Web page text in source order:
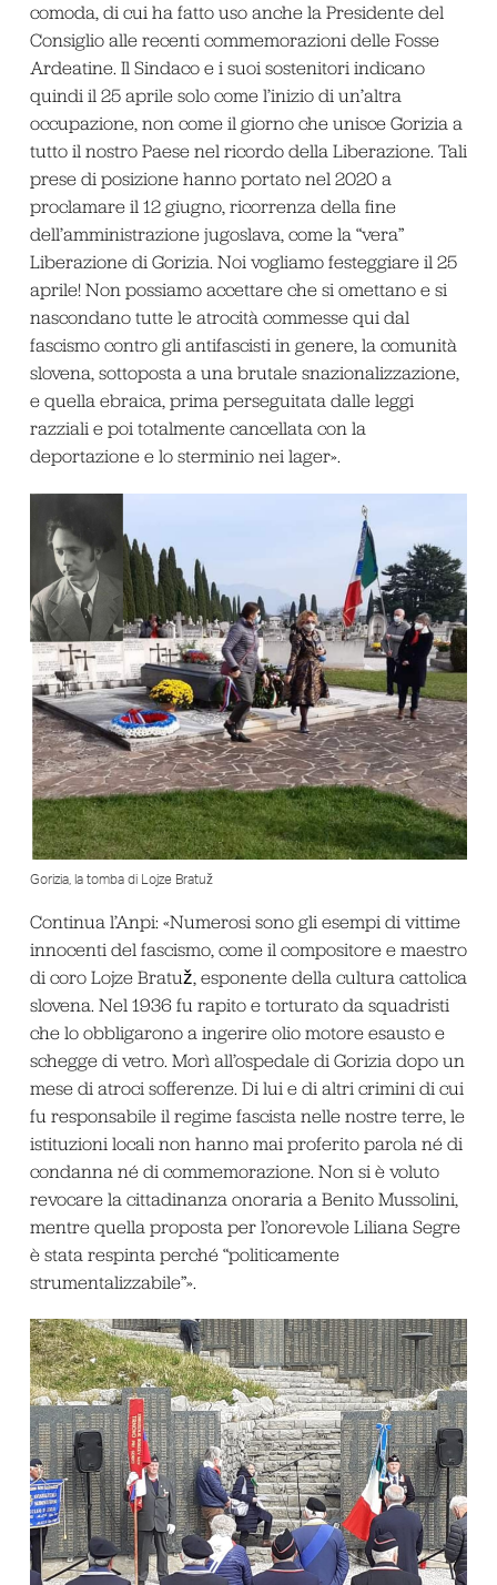
comoda, di cui ha fatto uso anche la Presidente del
Consiglio alle recenti commemorazioni delle Fosse
Ardeatine. Il Sindaco e i suoi sostenitori indicano
quindi il 25 aprile solo come l’inizio di un’altra
occupazione, non come il giorno che unisce Gorizia a
tutto il nostro Paese nel ricordo della Liberazione. Tali
prese di posizione hanno portato nel 2020 a
proclamare il 12 giugno, ricorrenza della fine
dell’amministrazione jugoslava, come la “vera”
Liberazione di Gorizia. Noi vogliamo festeggiare il 25
aprile! Non possiamo accettare che si omettano e si
nascondano tutte le atrocità commesse qui dal
fascismo contro gli antifascisti in genere, la comunità
slovena, sottoposta a una brutale snazionalizzazione,
e quella ebraica, prima perseguitata dalle leggi
razziali e poi totalmente cancellata con la
deportazione e lo sterminio nei lager».
Gorizia, la tomba di Lojze Bratuž
Continua l’Anpi: «Numerosi sono gli esempi di vittime
innocenti del fascismo, come il compositore e maestro
di coro Lojze Bratuž, esponente della cultura cattolica
slovena. Nel 1936 fu rapito e torturato da squadristi
che lo obbligarono a ingerire olio motore esausto e
schegge di vetro. Morì all’ospedale di Gorizia dopo un
mese di atroci sofferenze. Di lui e di altri crimini di cui
fu responsabile il regime fascista nelle nostre terre, le
istituzioni locali non hanno mai proferito parola né di
condanna né di commemorazione. Non si è voluto
revocare la cittadinanza onoraria a Benito Mussolini,
mentre quella proposta per l’onorevole Liliana Segre
è stata respinta perché “politicamente
strumentalizzabile”».